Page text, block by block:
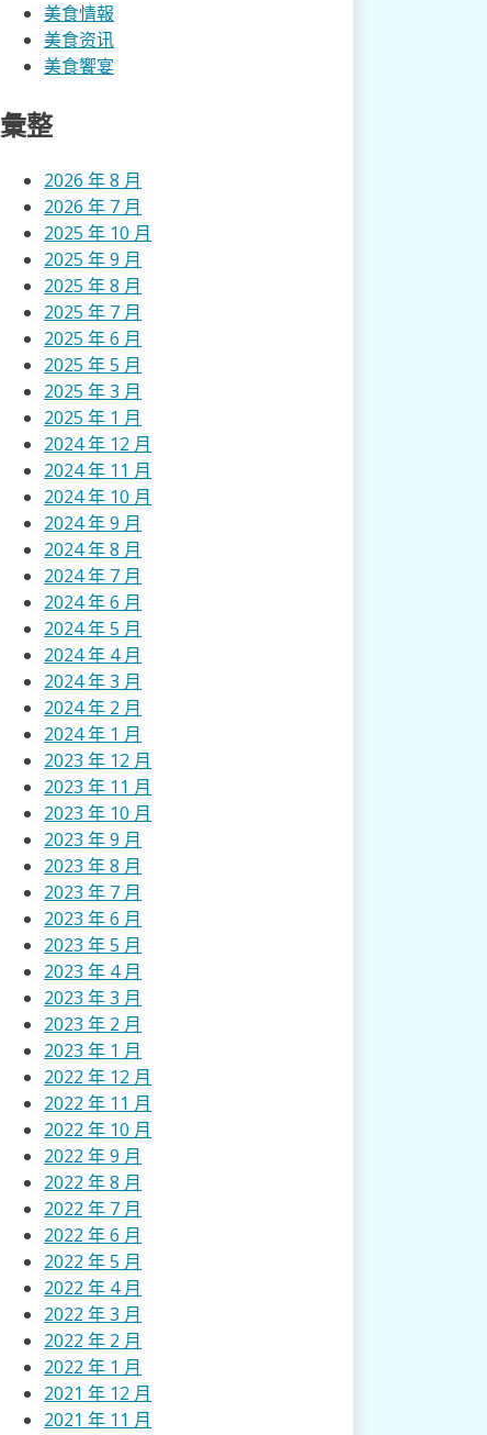
美食情報
美食资讯
美食饗宴
彙整
2026 年 8 月
2026 年 7 月
2025 年 10 月
2025 年 9 月
2025 年 8 月
2025 年 7 月
2025 年 6 月
2025 年 5 月
2025 年 3 月
2025 年 1 月
2024 年 12 月
2024 年 11 月
2024 年 10 月
2024 年 9 月
2024 年 8 月
2024 年 7 月
2024 年 6 月
2024 年 5 月
2024 年 4 月
2024 年 3 月
2024 年 2 月
2024 年 1 月
2023 年 12 月
2023 年 11 月
2023 年 10 月
2023 年 9 月
2023 年 8 月
2023 年 7 月
2023 年 6 月
2023 年 5 月
2023 年 4 月
2023 年 3 月
2023 年 2 月
2023 年 1 月
2022 年 12 月
2022 年 11 月
2022 年 10 月
2022 年 9 月
2022 年 8 月
2022 年 7 月
2022 年 6 月
2022 年 5 月
2022 年 4 月
2022 年 3 月
2022 年 2 月
2022 年 1 月
2021 年 12 月
2021 年 11 月